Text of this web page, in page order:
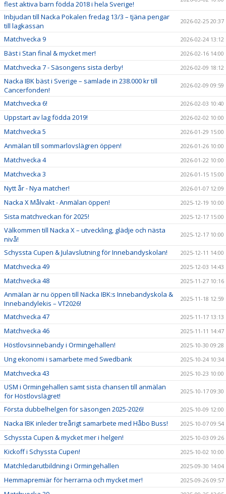
flest aktiva barn födda 2018 i hela Sverige!
Inbjudan till Nacka Pokalen fredag 13/3 – tjäna pengar
till lagkassan
2026-02-25 20:37
Matchvecka 9 2026-02-24 13:12
Bäst i Stan final & mycket mer! 2026-02-16 14:00
Matchvecka 7 - Säsongens sista derby! 2026-02-09 18:12
Nacka IBK bäst i Sverige – samlade in 238.000 kr till
Cancerfonden!
2026-02-09 09:59
Matchvecka 6! 2026-02-03 10:40
Uppstart av lag födda 2019! 2026-02-02 10:00
Matchvecka 5 2026-01-29 15:00
Anmälan till sommarlovslägren öppen! 2026-01-26 10:00
Matchvecka 4 2026-01-22 10:00
Matchvecka 3 2026-01-15 15:00
Nytt år - Nya matcher! 2026-01-07 12:09
Nacka X Målvakt - Anmälan öppen! 2025-12-19 10:00
Sista matchveckan för 2025! 2025-12-17 15:00
Välkommen till Nacka X – utveckling, glädje och nästa
nivå!
2025-12-17 10:00
Schyssta Cupen & Julavslutning för Innebandyskolan! 2025-12-11 14:00
Matchvecka 49 2025-12-03 14:43
Matchvecka 48 2025-11-27 10:16
Anmälan är nu öppen till Nacka IBK:s Innebandyskola &
Innebandylekis – VT2026!
2025-11-18 12:59
Matchvecka 47 2025-11-17 13:13
Matchvecka 46 2025-11-11 14:47
Höstlovsinnebandy i Ormingehallen! 2025-10-30 09:28
Ung ekonomi i samarbete med Swedbank 2025-10-24 10:34
Matchvecka 43 2025-10-23 10:00
USM i Ormingehallen samt sista chansen till anmälan
för Höstlovslägret!
2025-10-17 09:30
Första dubbelhelgen för säsongen 2025-2026! 2025-10-09 12:00
Nacka IBK inleder treårigt samarbete med Håbo Buss! 2025-10-07 09:54
Schyssta Cupen & mycket mer i helgen! 2025-10-03 09:26
Kickoff i Schyssta Cupen! 2025-10-02 10:00
Matchledarutbildning i Ormingehallen 2025-09-30 14:04
Hemmapremiär för herrarna och mycket mer! 2025-09-26 09:57